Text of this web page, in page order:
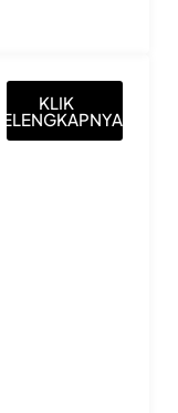
KLIK
SELENGKAPNYA